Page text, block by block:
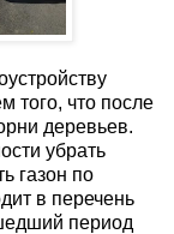
того, что после
деревьев.
убрать
газон по
в перечень
период